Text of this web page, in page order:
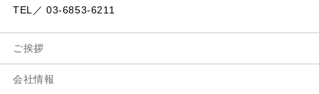
TEL／ 03-6853-6211
ご挨拶
会社情報